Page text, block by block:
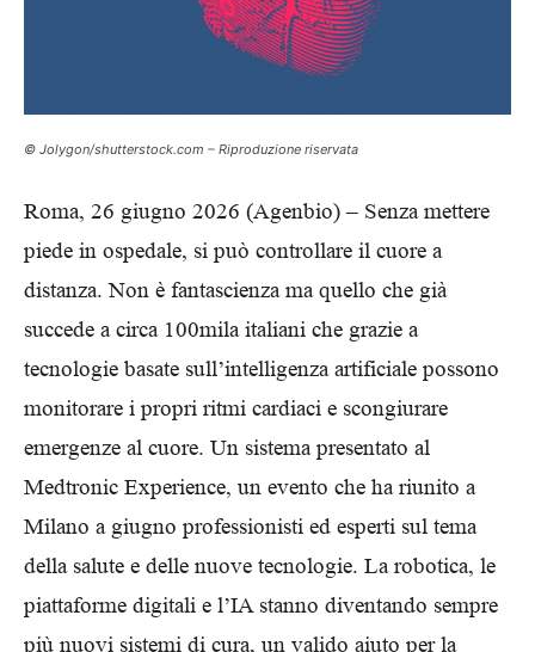
© Jolygon/shutterstock.com – Riproduzione riservata
Roma, 26 giugno 2026 (Agenbio) – Senza mettere
piede in ospedale, si può controllare il cuore a
distanza. Non è fantascienza ma quello che già
succede a circa 100mila italiani che grazie a
tecnologie basate sull’intelligenza artificiale possono
monitorare i propri ritmi cardiaci e scongiurare
emergenze al cuore. Un sistema presentato al
Medtronic Experience, un evento che ha riunito a
Milano a giugno professionisti ed esperti sul tema
della salute e delle nuove tecnologie. La robotica, le
piattaforme digitali e l’IA stanno diventando sempre
più nuovi sistemi di cura, un valido aiuto per la